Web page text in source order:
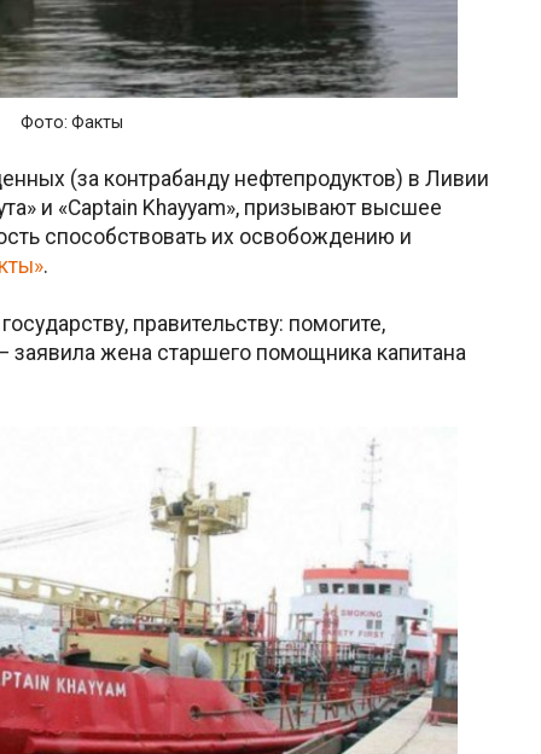
Фото: Факты
(за контрабанду нефтепродуктов) в Ливии
и «Captain Khayyam», призывают высшее
способствовать их освобождению и
.
правительству: помогите,
заявила жена старшего помощника капитана